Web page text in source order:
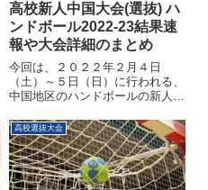
高校新人中国大会(選抜) ハ
ンドボール2022-23結果速
報や大会詳細のまとめ
今回は、２０２２年２月４日
（土）～５日（日）に行われる、
中国地区のハンドボールの新人大
たいと思います。今大会の上位進
出校は選抜大会への出場権を獲得
することができ、また今後の大会
へ向けての非常に大きな意味をも
つ大...
高校選抜大会